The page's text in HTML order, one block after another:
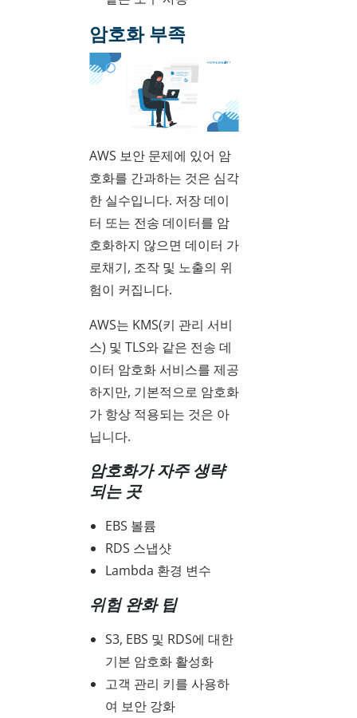
암호화 부족
AWS 보안 문제에 있어 암
호화를 간과하는 것은 심각
한 실수입니다. 저장 데이
터 또는 전송 데이터를 암
호화하지 않으면 데이터 가
로채기, 조작 및 노출의 위
험이 커집니다.
AWS는 KMS(키 관리 서비
스) 및 TLS와 같은 전송 데
이터 암호화 서비스를 제공
하지만, 기본적으로 암호화
가 항상 적용되는 것은 아
닙니다.
암호화가 자주 생략
되는 곳
EBS 볼륨
RDS 스냅샷
Lambda 환경 변수
위험 완화 팁
S3, EBS 및 RDS에 대한
기본 암호화 활성화
고객 관리 키를 사용하
여 보안 강화